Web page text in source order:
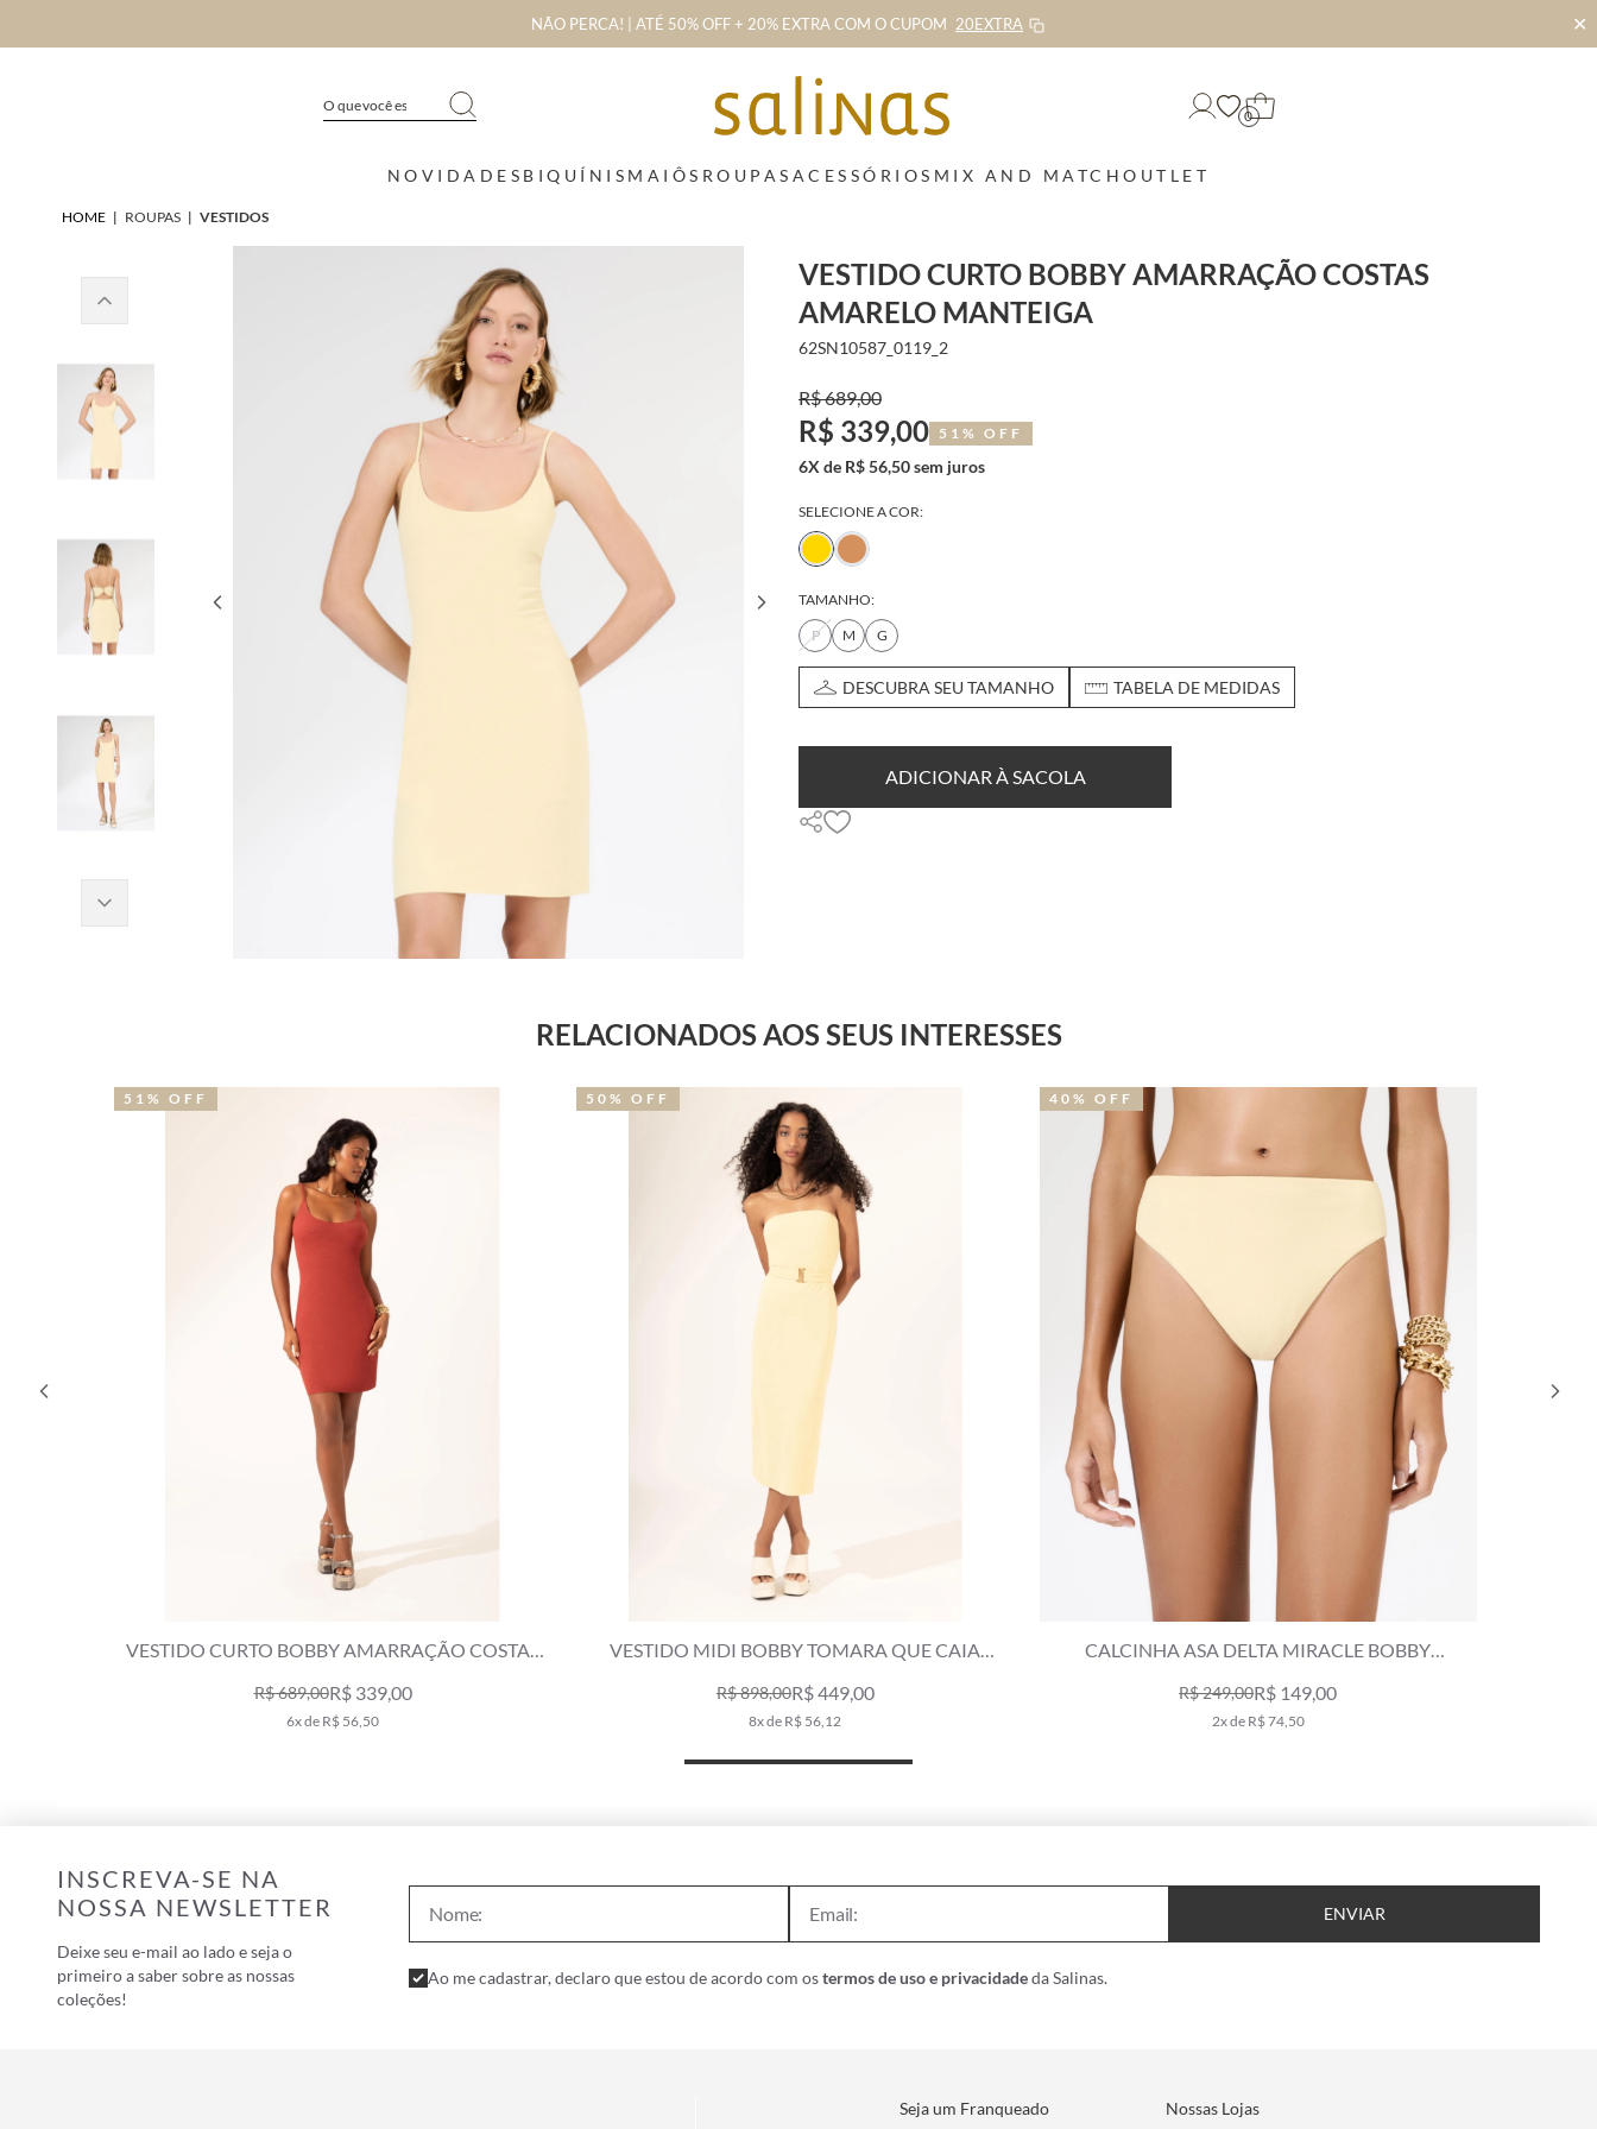
NÃO PERCA! | ATÉ 50% OFF + 20% EXTRA COM O CUPOM 20EXTRA ✕
0
NOVIDADES BIQUÍNIS MAIÔS ROUPAS ACESSÓRIOS MIX AND MATCHOUTLET
HOME | ROUPAS | VESTIDOS
VESTIDO CURTO BOBBY AMARRAÇÃO COSTAS
AMARELO MANTEIGA
62SN10587_0119_2
R$ 689,00
R$ 339,00 51% OFF
6X de R$ 56,50 sem juros
SELECIONE A COR:
TAMANHO:
P
M G
DESCUBRA SEU TAMANHO TABELA DE MEDIDAS
ADICIONAR À SACOLA
RELACIONADOS AOS SEUS INTERESSES
VESTIDO MIDI BOBBY TOMARA QUE CAIA
R$ 898,00R$ 449,00
8x de R$ 56,12
50% OFF
CALCINHA ASA DELTA MIRACLE BOBBY
R$ 249,00R$ 149,00
2x de R$ 74,50
40% OFF
CALCINHA LACINHO JUNTO BOBBY AMARELO
R$ 229,00R$ 139,00
2x de R$ 69,50
39% OFF
INSCREVA-SE NA
NOSSA NEWSLETTER
Deixe seu e-mail ao lado e seja o
primeiro a saber sobre as nossas
coleções!
ENVIAR
Ao me cadastrar, declaro que estou de acordo com ostermos de uso e privacidadeda Salinas.
Seja um Franqueado Nossas Lojas